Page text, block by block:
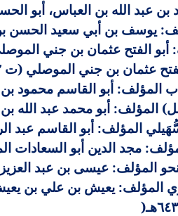
الله بن العباس، أبو الحسن،
يوسف بن أبي سعيد الحسن بن
الفتح عثمان بن جني الموصلي
عثمان بن جني الموصلي (ت ٣٩٢هـ
أبو القاسم محمود بن
أبو محمد عبد الله بن أحمد
المؤلف: أبو القاسم عبد
مجد الدين أبو
المؤلف: عيسى بن عبد
يعيش بن علي بن يعيش
)